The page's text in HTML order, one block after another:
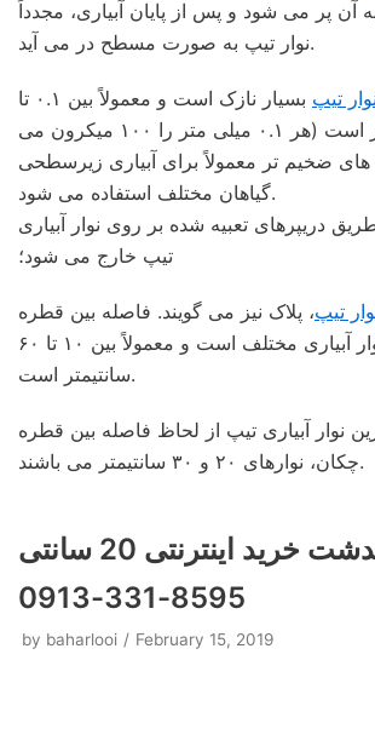
آن پر می شود و پس از پایان آبیاری، مجدداً
نوار تیپ به صورت مسطح در می آید.
نوار تیپ
بسیار نازک است و معمولاً بین ۰.۱ تا
۰.۶ میلی متر است (هر ۰.۱ میلی متر را ۱۰۰ میکرون می
های ضخیم تر معمولاً برای آبیاری زیرسطحی
گیاهان مختلف استفاده می شود.
دریپرهای تعبیه شده بر روی نوار آبیاری
تیپ خارج می شود؛
تیپ، پلاک نیز می گویند. فاصله بین قطره
چکان ها در نوار آبیاری مختلف است و معمولاً بین ۱۰ تا ۶۰
سانتیمتر است.
نوار آبیاری تیپ از لحاظ فاصله بین قطره
چکان، نوارهای ۲۰ و ۳۰ سانتیمتر می باشند.
نوار تیپ گلدشت خرید اینترنتی 20 سانتی
8595-331-0913
by baharlooi February 15, 2019